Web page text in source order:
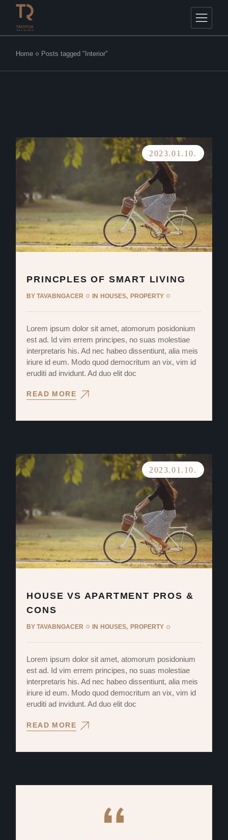
content
Home Posts tagged "Interior"
2023.01.10.
PRINCPLES OF SMART LIVING
BYTAVABNGACER IN HOUSES PROPERTY
Lorem ipsum dolor sit amet, atomorum posidonium
est ad. Id vim errem principes, no suas molestiae
interpretaris his. Ad nec habeo dissentiunt, alia meis
iriure id eum. Modo quod democritum an vix, vim id
eruditi ad invidunt. Ad duo elit doc
READ MORE
2023.01.10.
HOUSE VS APARTMENT PROS &
CONS
BYTAVABNGACER IN HOUSES PROPERTY
Lorem ipsum dolor sit amet, atomorum posidonium
est ad. Id vim errem principes, no suas molestiae
interpretaris his. Ad nec habeo dissentiunt, alia meis
iriure id eum. Modo quod democritum an vix, vim id
eruditi ad invidunt. Ad duo elit doc
READ MORE